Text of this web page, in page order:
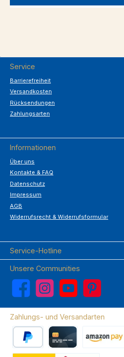
Service
Barrierefreiheit
Versandkosten
Rücksendungen
Zahlungsarten
Informationen
Über uns
Kontakte & FAQ
Datenschutz
Impressum
AGB
Widerrufsrecht & Widerrufsformular
Service-Hotline
Unsere Communities
Facebook Instagram YouTube Pinterest
Zahlungs- und Versandarten